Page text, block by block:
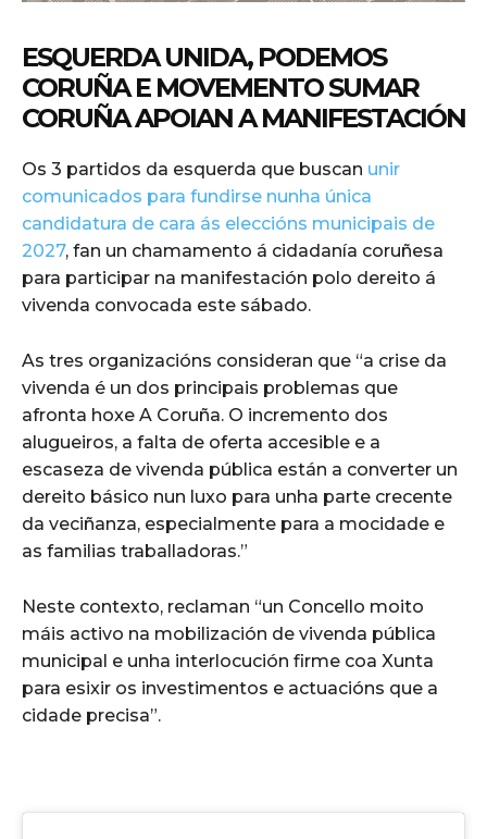
ESQUERDA UNIDA, PODEMOS
CORUÑA E MOVEMENTO SUMAR
CORUÑA APOIAN A MANIFESTACIÓN
Os 3 partidos da esquerda que buscan unir
comunicados para fundirse nunha única
candidatura de cara ás eleccións municipais de
2027, fan un chamamento á cidadanía coruñesa
para participar na manifestación polo dereito á
vivenda convocada este sábado.
As tres organizacións consideran que “a crise da
vivenda é un dos principais problemas que
afronta hoxe A Coruña. O incremento dos
alugueiros, a falta de oferta accesible e a
escaseza de vivenda pública están a converter un
dereito básico nun luxo para unha parte crecente
da veciñanza, especialmente para a mocidade e
as familias traballadoras.”
Neste contexto, reclaman “un Concello moito
máis activo na mobilización de vivenda pública
municipal e unha interlocución firme coa Xunta
para esixir os investimentos e actuacións que a
cidade precisa”.